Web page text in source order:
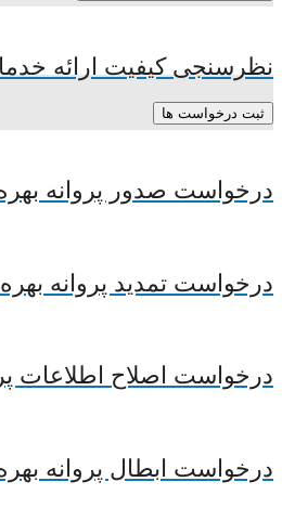
نظرسنجی کیفیت ارائه
ثبت درخواست ها
درخواست صدور پروانه
درخواست تمدید پروانه
درخواست اصلاح اطلاعات
درخواست ابطال پروانه